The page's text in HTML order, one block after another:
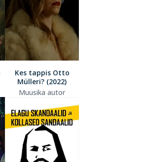
Kes tappis Otto
Mülleri? (2022)
Muusika autor